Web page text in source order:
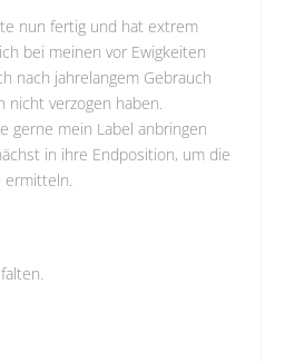
nun fertig und hat extrem
bei meinen vor Ewigkeiten
nach jahrelangem Gebrauch
nicht verzogen haben.
gerne mein Label anbringen
in ihre Endposition, um die
ermitteln.